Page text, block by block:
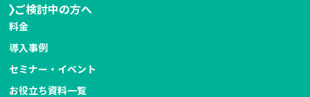
ご検討中の方へ
料金
導入事例
セミナー・イベント
お役立ち資料一覧